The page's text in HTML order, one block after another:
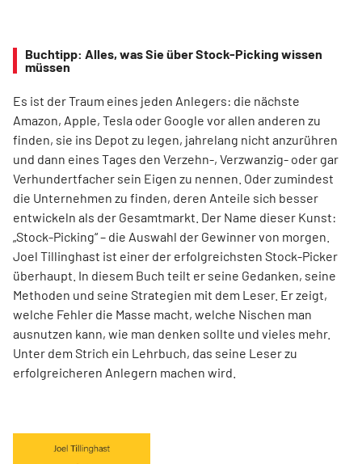
Buchtipp: Alles, was Sie über Stock-Picking wissen
müssen
Es ist der Traum eines jeden Anlegers: die nächste
Amazon, Apple, Tesla oder Google vor allen anderen zu
finden, sie ins Depot zu legen, jahrelang nicht anzurühren
und dann eines Tages den Verzehn-, Verzwanzig- oder gar
Verhundertfacher sein Eigen zu nennen. Oder zumindest
die Unternehmen zu finden, deren Anteile sich besser
entwickeln als der Gesamtmarkt. Der Name dieser Kunst:
„Stock-Picking“ – die Auswahl der Gewinner von morgen.
Joel Tillinghast ist einer der erfolgreichsten Stock-Picker
überhaupt. In diesem Buch teilt er seine Gedanken, seine
Methoden und seine Strategien mit dem Leser. Er zeigt,
welche Fehler die Masse macht, welche Nischen man
ausnutzen kann, wie man denken sollte und vieles mehr.
Unter dem Strich ein Lehrbuch, das seine Leser zu
erfolgreicheren Anlegern machen wird.